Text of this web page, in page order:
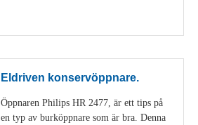
Eldriven konservöppnare.
Öppnaren Philips HR 2477, är ett tips på
en typ av burköppnare som är bra. Denna